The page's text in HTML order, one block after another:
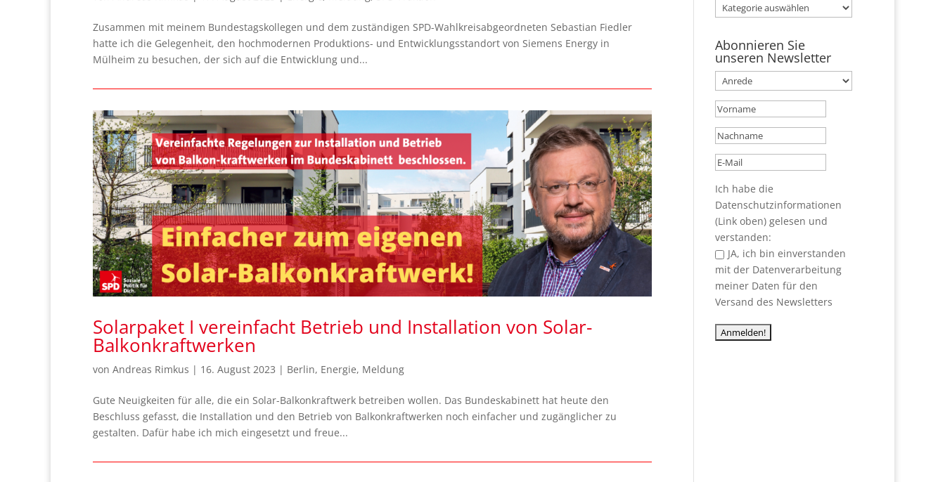
Zusammen mit meinem Bundestagskollegen und dem zuständigen SPD-Wahlkreisabgeordneten Sebastian Fiedler
hatte ich die Gelegenheit, den hochmodernen Produktions- und Entwicklungsstandort von Siemens Energy in
Mülheim zu besuchen, der sich auf die Entwicklung und...
Solarpaket I vereinfacht Betrieb und Installation von Solar-
Balkonkraftwerken
von Andreas Rimkus | 16. August 2023 | Berlin, Energie, Meldung
Gute Neuigkeiten für alle, die ein Solar-Balkonkraftwerk betreiben wollen. Das Bundeskabinett hat heute den
Beschluss gefasst, die Installation und den Betrieb von Balkonkraftwerken noch einfacher und zugänglicher zu
gestalten. Dafür habe ich mich eingesetzt und freue...
Kategorien
Abonnieren Sie
unseren Newsletter
Ich habe die
Datenschutzinformationen
(Link oben) gelesen und
verstanden:
JA, ich bin einverstanden
mit der Datenverarbeitung
meiner Daten für den
Versand des Newsletters